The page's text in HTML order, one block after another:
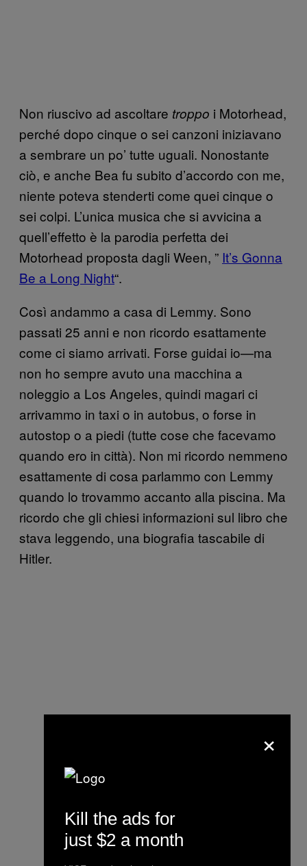
Non riuscivo ad ascoltare troppo i Motorhead,
perché dopo cinque o sei canzoni iniziavano
a sembrare un po’ tutte uguali. Nonostante
ciò, e anche Bea fu subito d’accordo con me,
niente poteva stenderti come quei cinque o
sei colpi. L’unica musica che si avvicina a
quell’effetto è la parodia perfetta dei
Motorhead proposta dagli Ween, ” It’s Gonna
Be a Long Night“.
Così andammo a casa di Lemmy. Sono
passati 25 anni e non ricordo esattamente
come ci siamo arrivati. Forse guidai io—ma
non ho sempre avuto una macchina a
noleggio a Los Angeles, quindi magari ci
arrivammo in taxi o in autobus, o forse in
autostop o a piedi (tutte cose che facevamo
quando ero in città). Non mi ricordo nemmeno
esattamente di cosa parlammo con Lemmy
quando lo trovammo accanto alla piscina. Ma
ricordo che gli chiesi informazioni sul libro che
stava leggendo, una biografia tascabile di
Hitler.
×
Kill the ads for
just $2 a month